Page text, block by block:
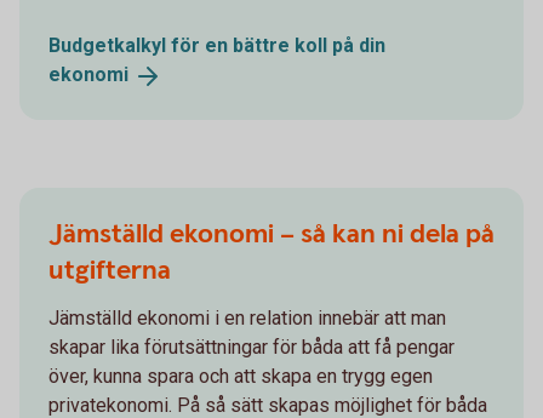
Budgetkalkyl för en bättre koll på din
ekonomi
Jämställd ekonomi – så kan ni dela på
utgifterna
Jämställd ekonomi i en relation innebär att man
skapar lika förutsättningar för båda att få pengar
över, kunna spara och att skapa en trygg egen
privatekonomi. På så sätt skapas möjlighet för båda